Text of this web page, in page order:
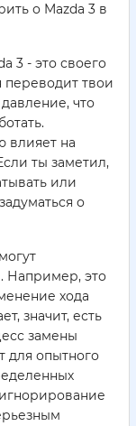
о Mazda 3 в
3 - это своего
твои
что
влияет на
ты заметил,
или
о
Например, это
хода
значит, есть
замены
для опытного